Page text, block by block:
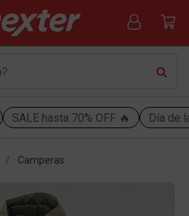
SALE hasta 70% OFF 🔥 Día de
Camperas